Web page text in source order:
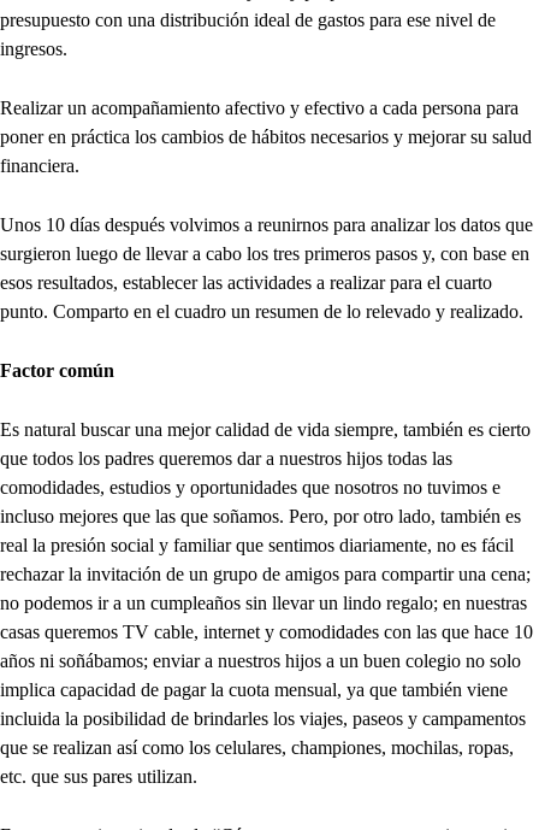
presupuesto con una distribución ideal de gastos para ese nivel de
ingresos.
Realizar un acompañamiento afectivo y efectivo a cada persona para
poner en práctica los cambios de hábitos necesarios y mejorar su salud
financiera.
Unos 10 días después volvimos a reunirnos para analizar los datos que
surgieron luego de llevar a cabo los tres primeros pasos y, con base en
esos resultados, establecer las actividades a realizar para el cuarto
punto. Comparto en el cuadro un resumen de lo relevado y realizado.
Factor común
Es natural buscar una mejor calidad de vida siempre, también es cierto
que todos los padres queremos dar a nuestros hijos todas las
comodidades, estudios y oportunidades que nosotros no tuvimos e
incluso mejores que las que soñamos. Pero, por otro lado, también es
real la presión social y familiar que sentimos diariamente, no es fácil
rechazar la invitación de un grupo de amigos para compartir una cena;
no podemos ir a un cumpleaños sin llevar un lindo regalo; en nuestras
casas queremos TV cable, internet y comodidades con las que hace 10
años ni soñábamos; enviar a nuestros hijos a un buen colegio no solo
implica capacidad de pagar la cuota mensual, ya que también viene
incluida la posibilidad de brindarles los viajes, paseos y campamentos
que se realizan así como los celulares, championes, mochilas, ropas,
etc. que sus pares utilizan.